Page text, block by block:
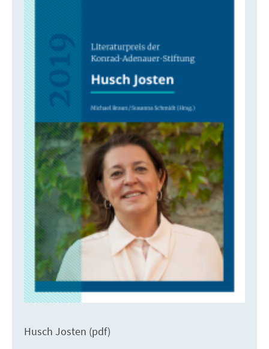
Husch Josten (pdf)